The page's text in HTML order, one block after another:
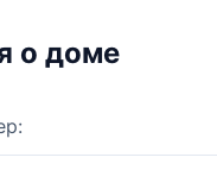
о доме